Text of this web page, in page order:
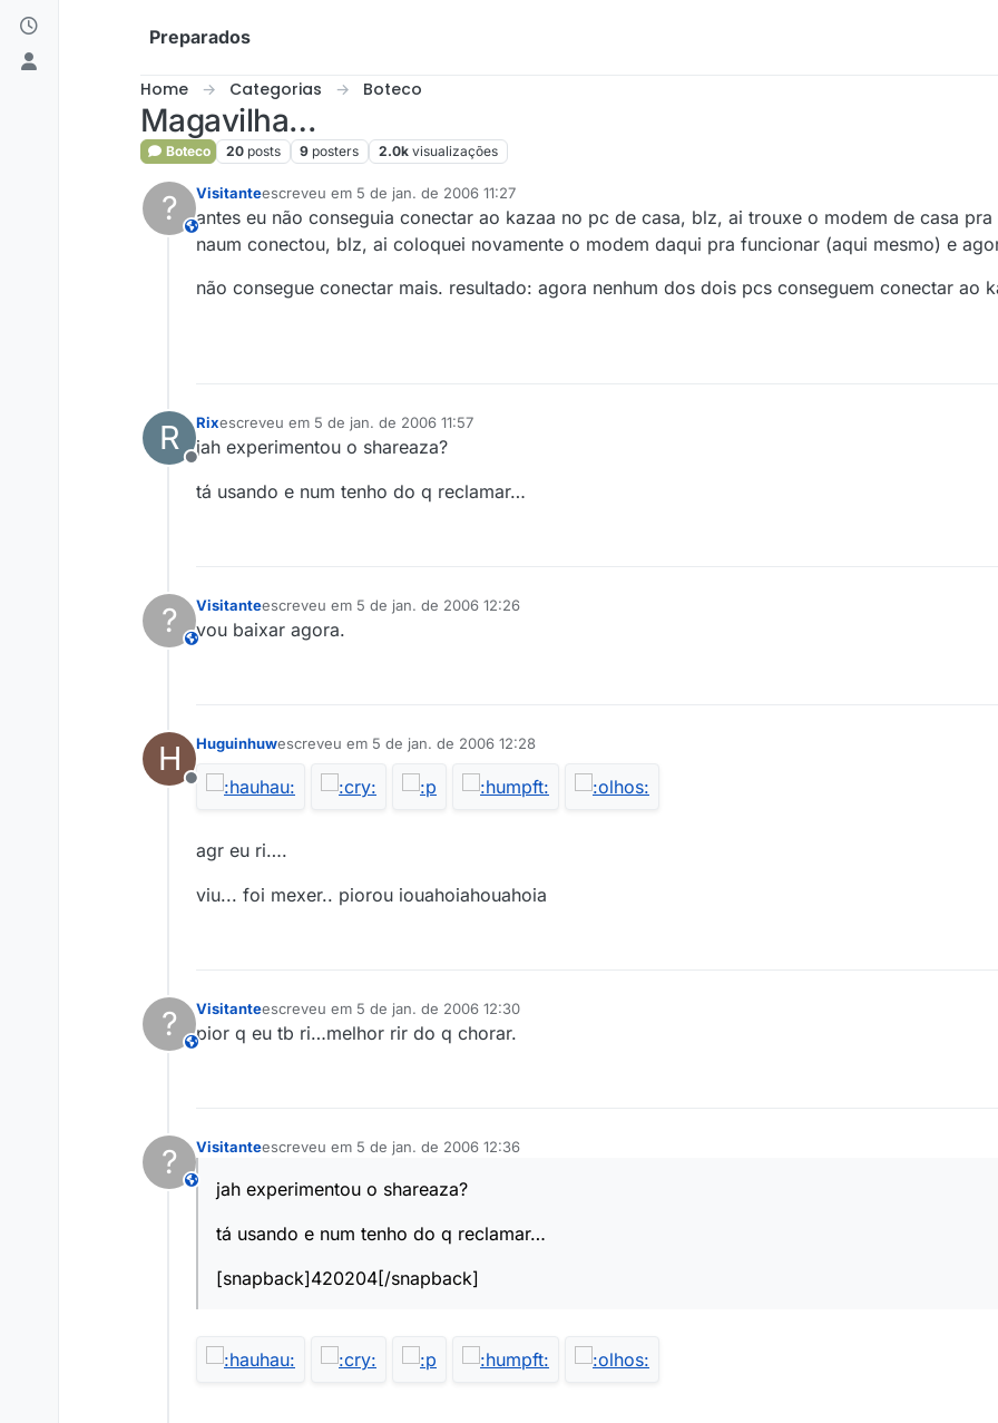
Skip to content
Preparados
Home Categorias Boteco
Magavilha…
Boteco 20 posts 9 posters 2.0k visualizações
? This user is from outside of this forum
Visitanteescreveu em 5 de jan. de 2006 11:27
última edição por
antes eu não conseguia conectar ao kazaa no pc de casa, blz, ai trouxe o modem de casa
naum conectou, blz, ai coloquei novamente o modem daqui pra funcionar (aqui mesmo) e
não consegue conectar mais. resultado: agora nenhum dos dois pcs conseguem conectar ao
R
Offline
Rixescreveu em 5 de jan. de 2006 11:57
última edição por
jah experimentou o shareaza?
tá usando e num tenho do q reclamar…
? This user is from outside of this forum
Visitanteescreveu em 5 de jan. de 2006 12:26
última edição por
vou baixar agora.
H
Offline
Huguinhuwescreveu em 5 de jan. de 2006 12:28
última edição por
agr eu ri….
viu... foi mexer.. piorou iouahoiahouahoia
? This user is from outside of this forum
Visitanteescreveu em 5 de jan. de 2006 12:30
última edição por
pior q eu tb ri…melhor rir do q chorar.
? This user is from outside of this forum
Visitanteescreveu em 5 de jan. de 2006 12:36
última edição por
jah experimentou o shareaza?
tá usando e num tenho do q reclamar…
[snapback]420204[/snapback]